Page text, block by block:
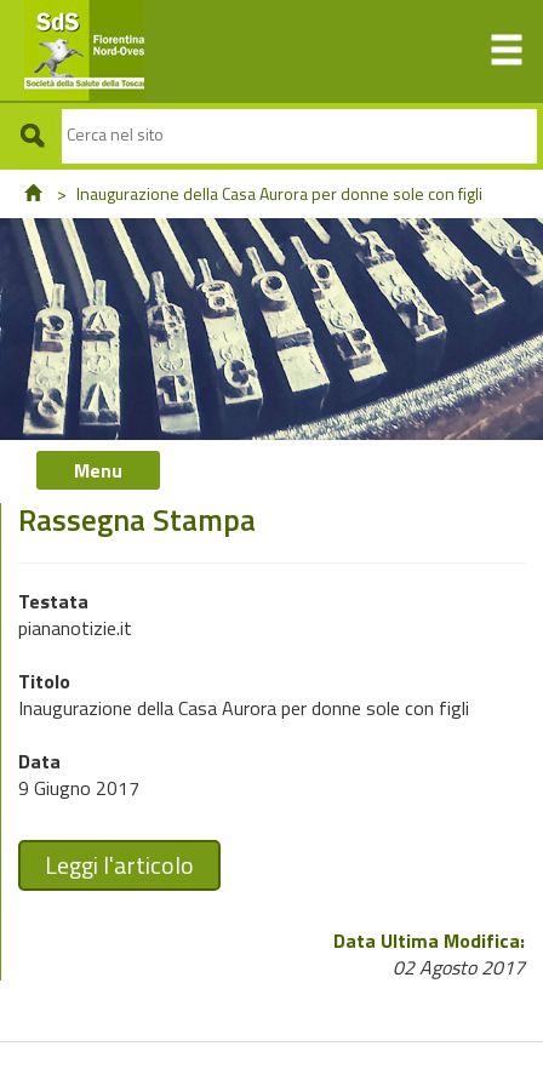
> Inaugurazione della Casa Aurora per donne sole con figli
Menu
Rassegna Stampa
Testata
piananotizie.it
Titolo
Inaugurazione della Casa Aurora per donne sole con figli
Data
9 Giugno 2017
Leggi l'articolo
Data Ultima Modifica:
02 Agosto 2017